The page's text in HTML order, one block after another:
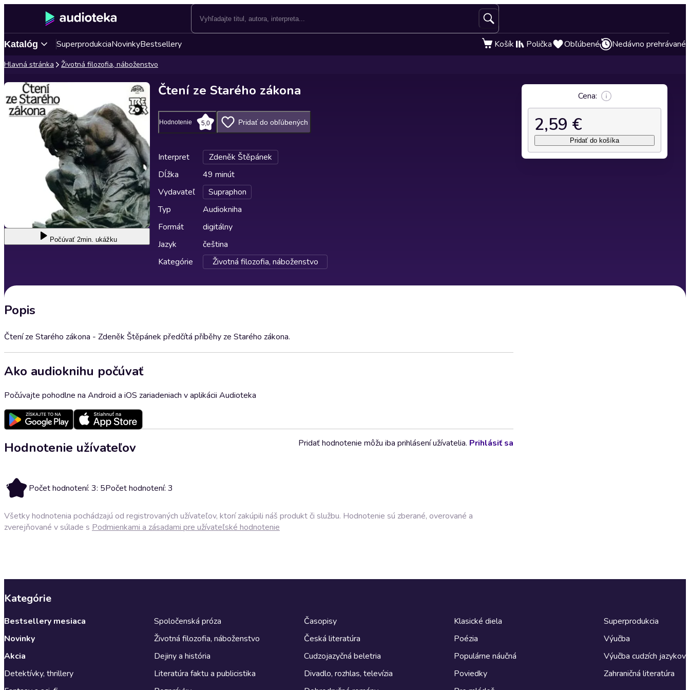
Katalóg SuperprodukciaNovinkyBestsellery Košík Polička Obľúbené Nedávno prehrávané
Hlavná stránka Životná filozofia, náboženstvo
Počúvať 2min. ukážku
Čtení ze Starého zákona
Hodnotenie 5,0 Pridať do obľúbených
Interpret
Zdeněk Štěpánek
Dĺžka
49 minút
Vydavateľ
Supraphon
Typ
Audiokniha
Formát
digitálny
Jazyk
čeština
Kategórie
Životná filozofia, náboženstvo
Popis
Čtení ze Starého zákona - Zdeněk Štěpánek předčítá příběhy ze Starého zákona.
Ako audioknihu počúvať
Počúvajte pohodlne na Android a iOS zariadeniach v aplikácii Audioteka
Hodnotenie užívateľov
5 Počet hodnotení: 3: 5Počet hodnotení: 3
Pridať hodnotenie môžu iba prihlásení užívatelia. Prihlásiť sa
Všetky hodnotenia pochádzajú od registrovaných užívateľov, ktorí zakúpili náš produkt či službu. Hodnotenie sú zberané, overované a
zverejňované v súlade s Podmienkami a zásadami pre užívateľské hodnotenie
Cena:
2,59 €
Pridať do košíka
Kategórie
Bestsellery mesiaca
Novinky
Akcia
Detektívky, thrillery
Spoločenská próza
Životná filozofia, náboženstvo
Dejiny a história
Literatúra faktu a publicistika
Časopisy
Česká literatúra
Cudzojazyčná beletria
Divadlo, rozhlas, televízia
Klasické diela
Poézia
Populárne náučná
Poviedky
Superprodukcia
Výučba
Výučba cudzích jazykov
Zahraničná literatúra